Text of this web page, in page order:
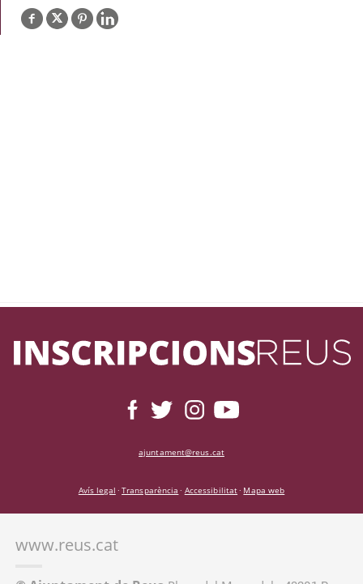
ajuntament@reus.cat
Avís legal ·Transparència · Accessibilitat· Mapa web
www.reus.cat